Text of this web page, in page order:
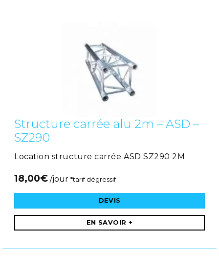
Structure carrée alu 2m – ASD –
SZ290
Location structure carrée ASD SZ290 2M
18,00€ /jour *tarif dégressif
DEVIS
EN SAVOIR +